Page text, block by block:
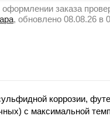
заказа
, обновлено 08.08.26 в
коррозии,
с максимальной